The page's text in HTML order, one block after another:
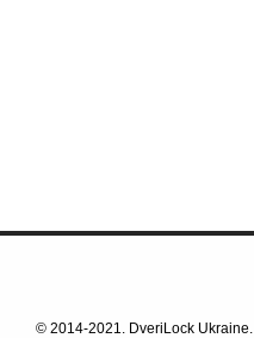
© 2014-2021. DveriLock Ukraine.